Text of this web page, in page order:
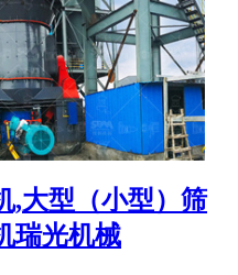
,大型（小型）筛
瑞光机械